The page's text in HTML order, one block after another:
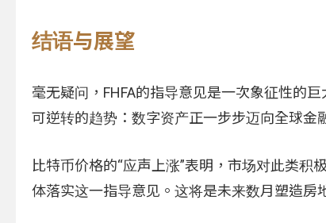
结语与展望
毫无疑问，FHFA的指导意见是一次象征性的
可逆转的趋势：数字资产正一步步迈向全球金
比特币价格的“应声上涨”表明，市场对此类
体落实这一指导意见。这将是未来数月塑造房